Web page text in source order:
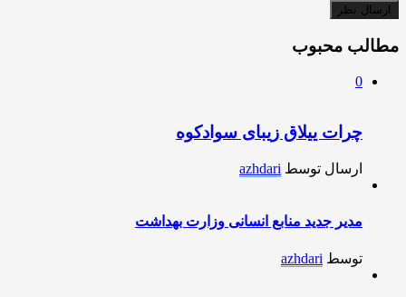
مطالب محبوب
0
چرات ییلاق زیبای سوادکوه
ارسال توسط azhdari
مدیر جدید منابع انسانی وزارت بهداشت
توسط azhdari